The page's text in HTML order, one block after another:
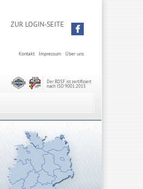
ZUR LOGIN-SEITE
Über uns
Impressum
Kontakt
Der BDSF ist zertifiziert
nach ISO 9001:2015